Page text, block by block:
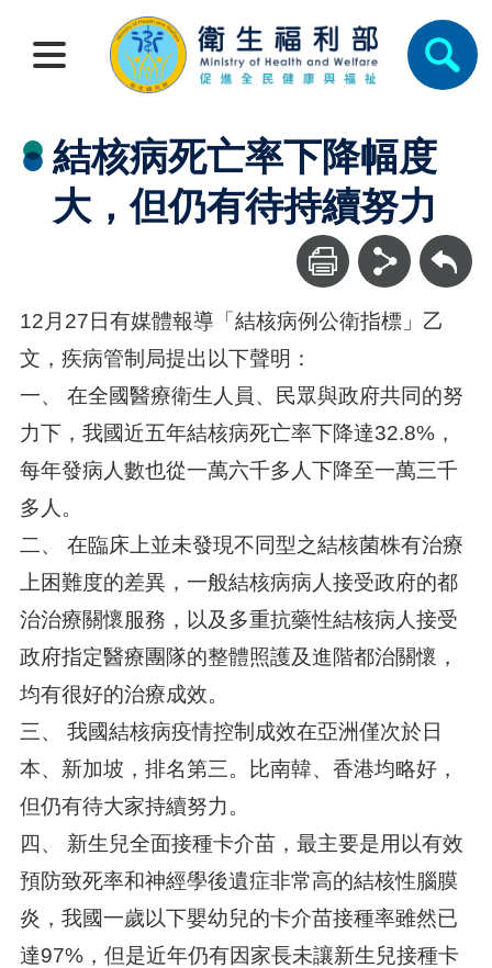
結核病死亡率下降幅度
大，但仍有待持續努力
回上一頁
12月27日有媒體報導「結核病例公衛指標」乙
文，疾病管制局提出以下聲明：
一、 在全國醫療衛生人員、民眾與政府共同的努
力下，我國近五年結核病死亡率下降達32.8%，
每年發病人數也從一萬六千多人下降至一萬三千
多人。
二、 在臨床上並未發現不同型之結核菌株有治療
上困難度的差異，一般結核病病人接受政府的都
治治療關懷服務，以及多重抗藥性結核病人接受
政府指定醫療團隊的整體照護及進階都治關懷，
均有很好的治療成效。
三、 我國結核病疫情控制成效在亞洲僅次於日
本、新加坡，排名第三。比南韓、香港均略好，
但仍有待大家持續努力。
四、 新生兒全面接種卡介苗，最主要是用以有效
預防致死率和神經學後遺症非常高的結核性腦膜
炎，我國一歲以下嬰幼兒的卡介苗接種率雖然已
達97%，但是近年仍有因家長未讓新生兒接種卡